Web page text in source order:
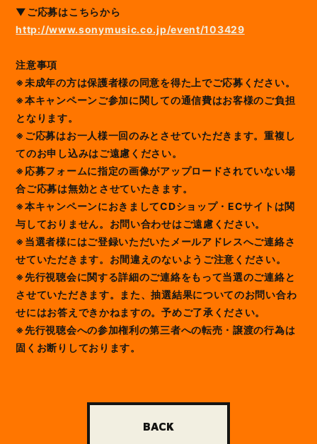
▼ご応募はこちらから
http://www.sonymusic.co.jp/event/103429
注意事項
※未成年の方は保護者様の同意を得た上でご応募ください。
※本キャンペーンご参加に関しての通信費はお客様のご負担
となります。
※ご応募はお一人様一回のみとさせていただきます。重複し
てのお申し込みはご遠慮ください。
※応募フォームに指定の画像がアップロードされていない場
合ご応募は無効とさせていたきます。
※本キャンペーンにおきましてCDショップ・ECサイトは関
与しておりません。お問い合わせはご遠慮ください。
※当選者様にはご登録いただいたメールアドレスへご連絡さ
せていただきます。お間違えのないようご注意ください。
※先行視聴会に関する詳細のご連絡をもって当選のご連絡と
させていただきます。また、抽選結果についてのお問い合わ
せにはお答えできかねますの。予めご了承ください。
※先行視聴会への参加権利の第三者への転売・譲渡の行為は
固くお断りしております。
BACK